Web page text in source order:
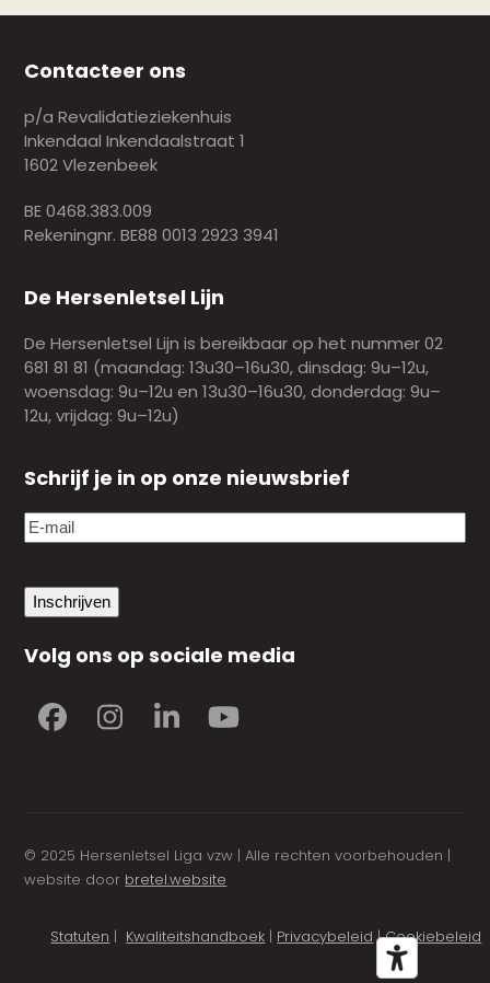
Contacteer ons
p/a Revalidatieziekenhuis
Inkendaal Inkendaalstraat 1
1602 Vlezenbeek
BE 0468.383.009
Rekeningnr. BE88 0013 2923 3941
De Hersenletsel Lijn
De Hersenletsel Lijn is bereikbaar op het nummer 02
681 81 81 (maandag: 13u30–16u30, dinsdag: 9u–12u,
woensdag: 9u–12u en 13u30–16u30, donderdag: 9u–
12u, vrijdag: 9u–12u)
Schrijf je in op onze nieuwsbrief
E-
mail(Vereist)
Inschrijven
Volg ons op sociale media
Facebook
Instagram
LinkedInYouTube
© 2025 Hersenletsel Liga vzw | Alle rechten voorbehouden |
website door bretel.website
Statuten | Kwaliteitshandboek | Privacybeleid |Cookiebeleid